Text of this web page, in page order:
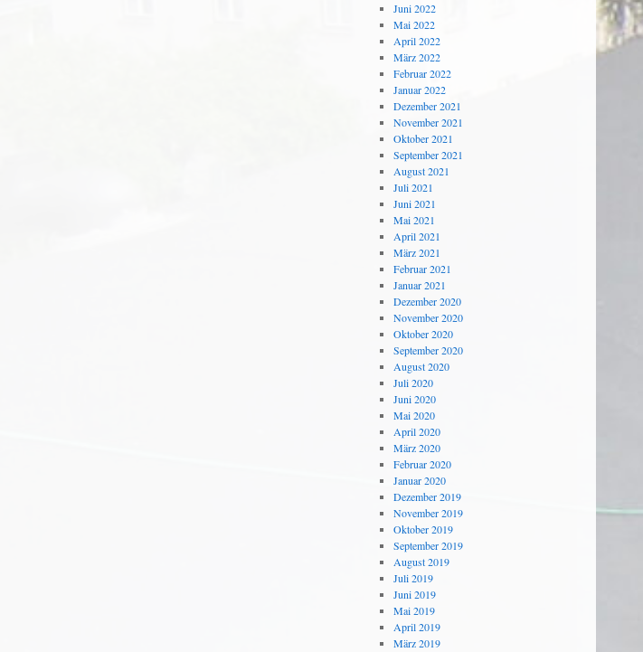
Juni 2022
Mai 2022
April 2022
März 2022
Februar 2022
Januar 2022
Dezember 2021
November 2021
Oktober 2021
September 2021
August 2021
Juli 2021
Juni 2021
Mai 2021
April 2021
März 2021
Februar 2021
Januar 2021
Dezember 2020
November 2020
Oktober 2020
September 2020
August 2020
Juli 2020
Juni 2020
Mai 2020
April 2020
März 2020
Februar 2020
Januar 2020
Dezember 2019
November 2019
Oktober 2019
September 2019
August 2019
Juli 2019
Juni 2019
Mai 2019
April 2019
März 2019